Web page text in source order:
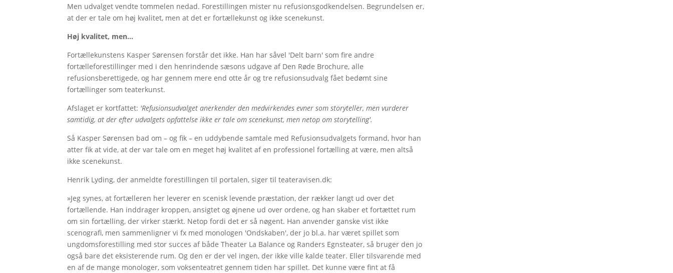
Men udvalget vendte tommelen nedad. Forestillingen mister nu refusionsgodkendelsen. Begrundelsen er,
at der er tale om høj kvalitet, men at det er fortællekunst og ikke scenekunst.
Høj kvalitet, men…
Fortællekunstens Kasper Sørensen forstår det ikke. Han har såvel 'Delt barn' som fire andre
fortælleforestillinger med i den henrindende sæsons udgave af Den Røde Brochure, alle
refusionsberettigede, og har gennem mere end otte år og tre refusionsudvalg fået bedømt sine
fortællinger som teaterkunst.
Afslaget er kortfattet: 'Refusionsudvalget anerkender den medvirkendes evner som storyteller, men vurderer
samtidig, at der efter udvalgets opfattelse ikke er tale om scenekunst, men netop om storytelling'.
Så Kasper Sørensen bad om – og fik – en uddybende samtale med Refusionsudvalgets formand, hvor han
atter fik at vide, at der var tale om en meget høj kvalitet af en professionel fortælling at være, men altså
ikke scenekunst.
Henrik Lyding, der anmeldte forestillingen til portalen, siger til teateravisen.dk:
»Jeg synes, at fortælleren her leverer en scenisk levende præstation, der rækker langt ud over det
fortællende. Han inddrager kroppen, ansigtet og øjnene ud over ordene, og han skaber et fortættet rum
om sin fortælling, der virker stærkt. Netop fordi det er så nøgent. Han anvender ganske vist ikke
scenografi, men sammenligner vi fx med monologen 'Ondskaben', der jo bl.a. har været spillet som
ungdomsforestilling med stor succes af både Theater La Balance og Randers Egnsteater, så bruger den jo
også bare det eksisterende rum. Og den er der vel ingen, der ikke ville kalde teater. Eller tilsvarende med
en af de mange monologer, som voksenteatret gennem tiden har spillet. Det kunne være fint at få